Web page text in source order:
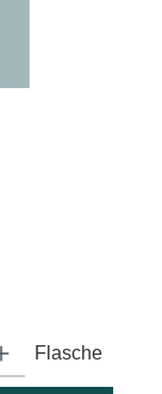
ein oder benutze
Flasche